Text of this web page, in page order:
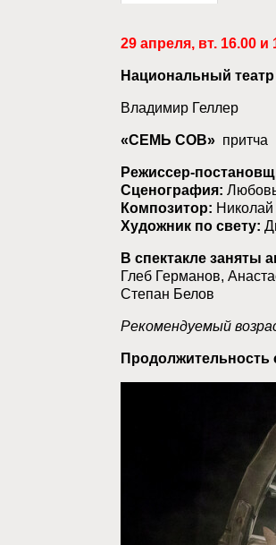
29 апреля, вт. 16.00
Национальный
Владимир Геллер
«СЕМЬ СОВ» притча
Режиссер-
Сценография:
Композитор:
Художник по свету:
В спектакле заняты
Глеб Германов,
Степан Белов
Рекомендуемый
Продолжительность